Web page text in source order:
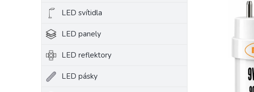
LED svítidla
LED panely
LED reflektory
LED pásky